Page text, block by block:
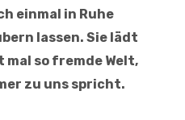
einmal in Ruhe
lassen. Sie lädt
so fremde Welt,
zu uns spricht.